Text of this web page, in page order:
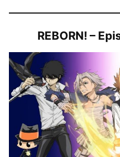
REBORN! –